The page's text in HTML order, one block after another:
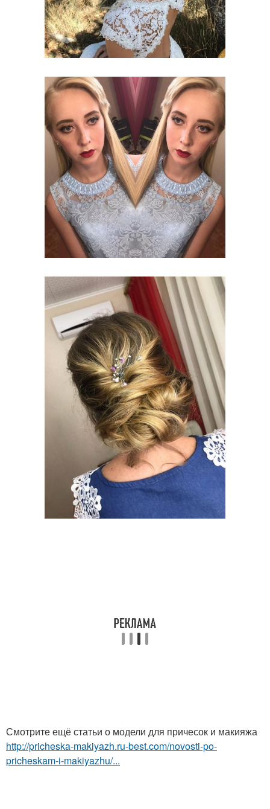
Смотрите ещё статьи о модели для причесок и макияжа
http://pricheska-makiyazh.ru-best.com/novosti-po-
pricheskam-i-makiyazhu/...